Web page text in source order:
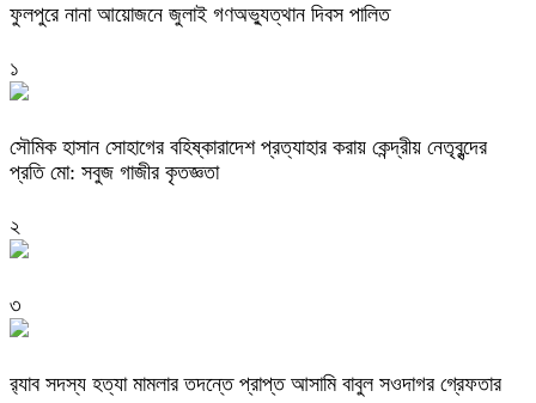
ফুলপুরে নানা আয়োজনে জুলাই গণঅভ্যুত্থান দিবস পালিত
১
সৌমিক হাসান সোহাগের বহিষ্কারাদেশ প্রত্যাহার করায় কেন্দ্রীয় নেতৃবৃন্দের
প্রতি মো: সবুজ গাজীর কৃতজ্ঞতা
২
৩
র‌্যাব সদস্য হত্যা মামলার তদন্তে প্রাপ্ত আসামি বাবুল সওদাগর গ্রেফতার